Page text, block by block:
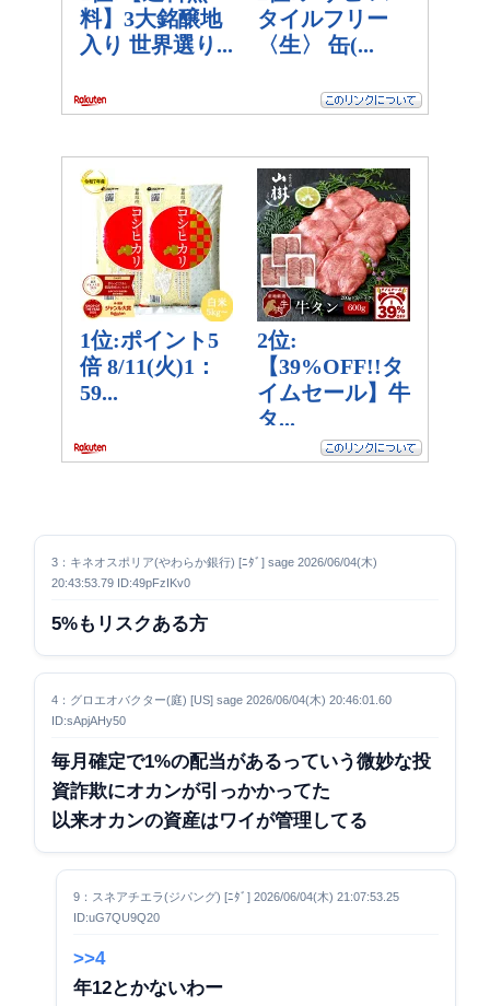
3：キネオスポリア(やわらか銀行) [ﾆﾀﾞ] sage 2026/06/04(木)
20:43:53.79 ID:49pFzIKv0
5%もリスクある方
4：グロエオバクター(庭) [US] sage 2026/06/04(木) 20:46:01.60
ID:sApjAHy50
毎月確定で1%の配当があるっていう微妙な投
資詐欺にオカンが引っかかってた
以来オカンの資産はワイが管理してる
9：スネアチエラ(ジパング) [ﾆﾀﾞ] 2026/06/04(木) 21:07:53.25
ID:uG7QU9Q20
>>4
年12とかないわー